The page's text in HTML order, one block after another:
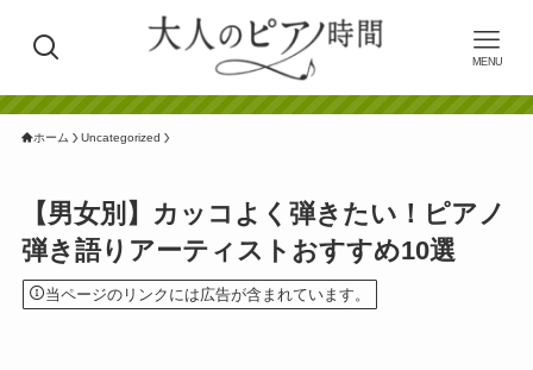
MENU
ホーム Uncategorized
【男女別】カッコよく弾きたい！ピアノ
弾き語りアーティストおすすめ10選
当ページのリンクには広告が含まれています。